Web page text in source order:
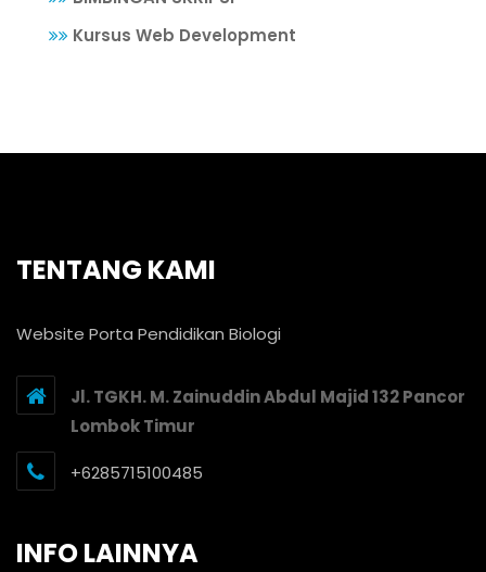
Kursus Web Development
TENTANG KAMI
Website Porta Pendidikan Biologi
Jl. TGKH. M. Zainuddin Abdul Majid 132 Pancor
Lombok Timur
+6285715100485
INFO LAINNYA